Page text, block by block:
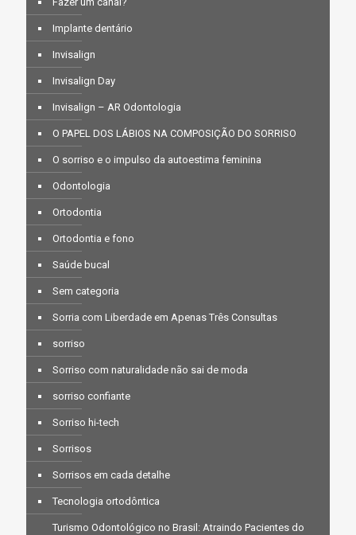
Implante dentário
Invisalign
Invisalign Day
Invisalign – AR Odontologia
O PAPEL DOS LÁBIOS NA COMPOSIÇÃO DO SORRISO
O sorriso e o impulso da autoestima feminina
Odontologia
Ortodontia
Ortodontia e fono
Saúde bucal
Sem categoria
Sorria com Liberdade em Apenas Três Consultas
sorriso
Sorriso com naturalidade não sai de moda
sorriso confiante
Sorriso hi-tech
Sorrisos
Sorrisos em cada detalhe
Tecnologia ortodôntica
Turismo Odontológico no Brasil: Atraindo Pacientes do